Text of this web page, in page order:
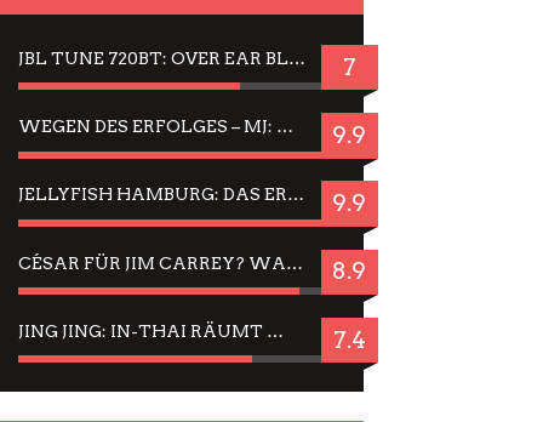
JBL TUNE 720BT: OVER EAR BLUETOOTH KOPFHÖRER UM DIE 50,-€ IM DAUER-TEST 7
WEGEN DES ERFOLGES – MJ: MICHAEL JACKSON MUSICAL IN EINER MATINEE SEHEN 9.9
JELLYFISH HAMBURG: DAS ERFOLGREICHE SOMMER-MENÜ 2025 IN GEFÜHLEN UND BILDERN 9.9
CÉSAR FÜR JIM CARREY? WARUM DAS EINER DER NERVIGSTEN ACTORS IST UND BLEIBT 8.9
JING JING: IN-THAI RÄUMT WIEDER TITEL AB – EIN ZWEI-STUNDEN-ERLEBNISBERICHT 7.4